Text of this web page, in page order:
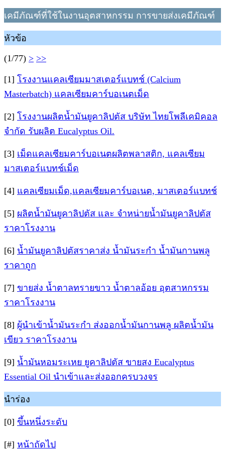
เคมีภัณฑ์ที่ใช้ในงานอุตสาหกรรม การขายส่งเคมีภัณฑ์
หัวข้อ
(1/77) > >>
[1] โรงงานแคลเซียมมาสเตอร์แบทช์ (Calcium
Masterbatch) แคลเซียมคาร์บอเนตเม็ด
[2] โรงงานผลิตน้ำมันยูคาลิปตัส บริษัท ไทยโพลีเคมิคอล
จำกัด รับผลิต Eucalyptus Oil.
[3] เม็ดแคลเซียมคาร์บอเนตผลิตพลาสติก, แคลเซียม
มาสเตอร์แบทช์เม็ด
[4] แคลเซียมเม็ด,แคลเซียมคาร์บอเนต, มาสเตอร์แบทช์
[5] ผลิตน้ำมันยูคาลิปตัส และ จำหน่ายน้ำมันยูคาลิปตัส
ราคาโรงงาน
[6] น้ำมันยูคาลิปตัสราคาส่ง น้ำมันระกำ น้ำมันกานพลู
ราคาถูก
[7] ขายส่ง น้ำตาลทรายขาว น้ำตาลอ้อย อุตสาหกรรม
ราคาโรงงาน
[8] ผู้นำเข้าน้ำมันระกำ ส่งออกน้ำมันกานพลู ผลิตน้ำมัน
เขียว ราคาโรงงาน
[9] น้ำมันหอมระเหย ยูคาลิปตัส ขายสง Eucalyptus
Essential Oil นำเข้าและส่งออกครบวงจร
นำร่อง
[0] ขึ้นหนึ่งระดับ
[#] หน้าถัดไป